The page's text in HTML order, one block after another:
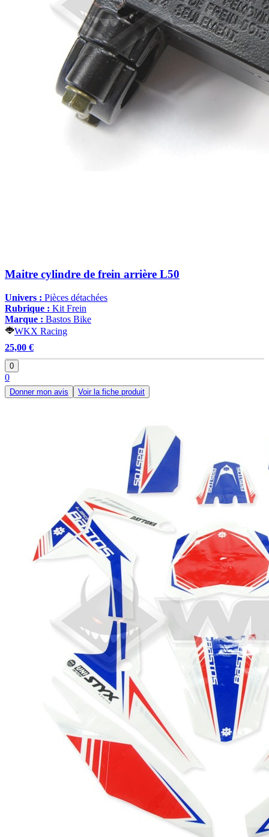
Maitre cylindre de frein arrière L50
Univers : Pièces détachées
Rubrique : Kit Frein
Marque : Bastos Bike
WKX Racing
25,00 €
0
0
Donner mon avis Voir la fiche produit